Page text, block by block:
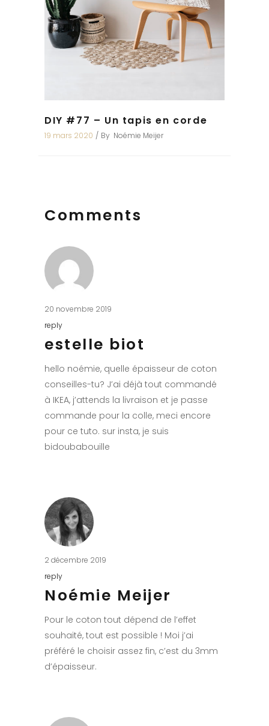
DIY #77 – Un tapis en corde
19 mars 2020 By Noémie Meijer
Comments
20 novembre 2019
reply
estelle biot
hello noémie, quelle épaisseur de coton
conseilles-tu? J’ai déjà tout commandé
à IKEA, j’attends la livraison et je passe
commande pour la colle, meci encore
pour ce tuto. sur insta, je suis
bidoubabouille
2 décembre 2019
reply
Noémie Meijer
Pour le coton tout dépend de l’effet
souhaité, tout est possible ! Moi j’ai
préféré le choisir assez fin, c’est du 3mm
d’épaisseur.